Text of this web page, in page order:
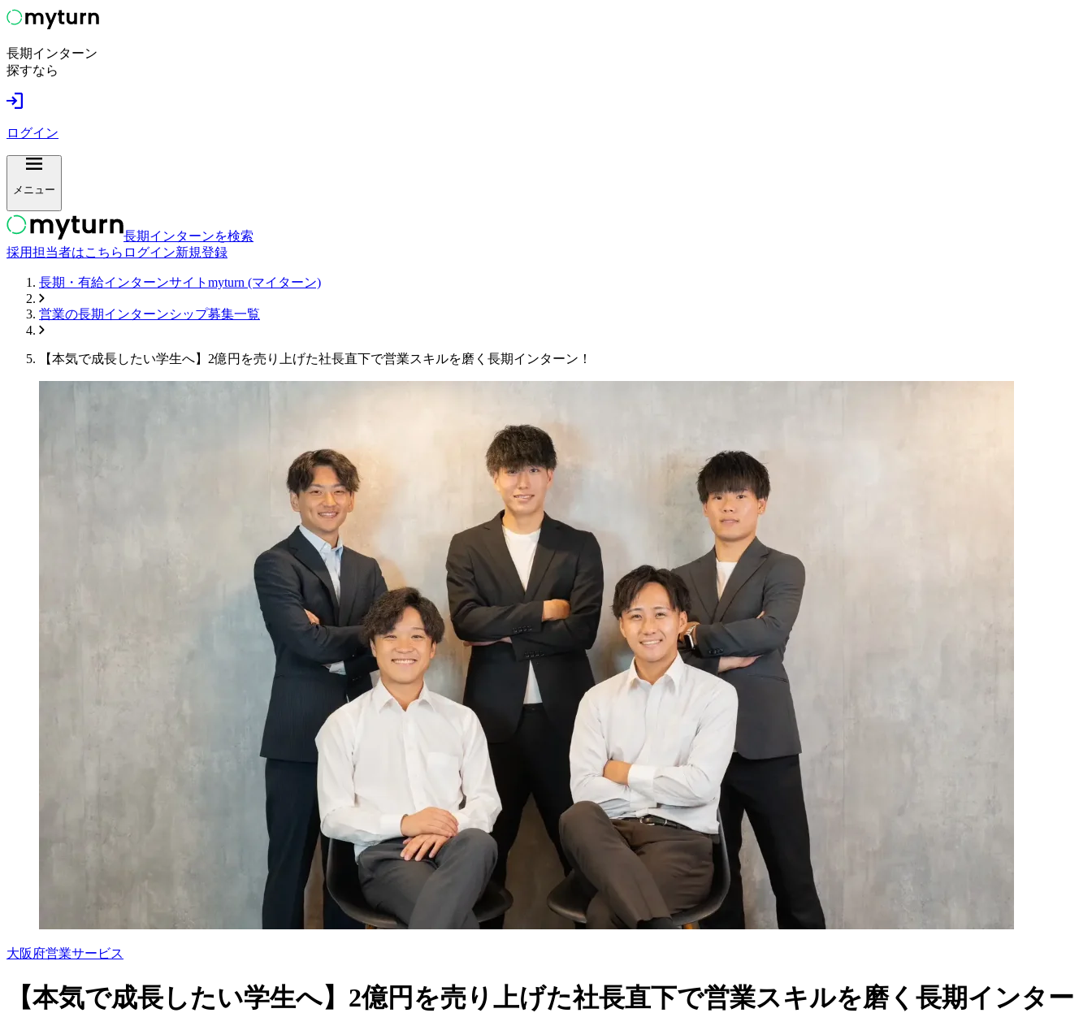
長期インターン
探すなら
ログイン
メニュー
長期インターンを検索
採用担当者はこちら ログイン新規登録
長期・有給インターンサイトmyturn (マイターン)
営業の長期インターンシップ募集一覧
【本気で成長したい学生へ】2億円を売り上げた社長直下で営業スキルを磨く長期インターン！
大阪府営業サービス
【本気で成長したい学生へ】2億円を売り上げた社長直下で営業スキルを磨く長期インター